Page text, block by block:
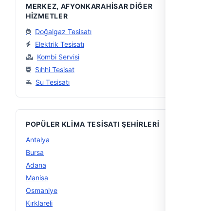
MERKEZ, AFYONKARAHISAR DIĞER
HIZMETLER
Doğalgaz Tesisatı
Elektrik Tesisatı
Kombi Servisi
Sıhhi Tesisat
Su Tesisatı
POPÜLER KLIMA TESISATI ŞEHIRLERI
Antalya
Bursa
Adana
Manisa
Osmaniye
Kırklareli